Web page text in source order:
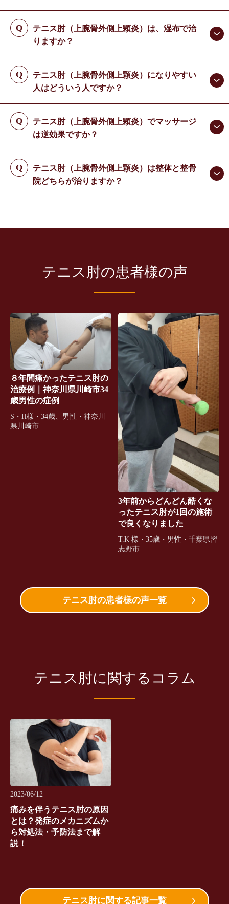
テニス肘（上腕骨外側上顆炎）は、湿布で治
りますか？
テニス肘（上腕骨外側上顆炎）になりやすい
人はどういう人ですか？
テニス肘（上腕骨外側上顆炎）でマッサージ
は逆効果ですか？
テニス肘（上腕骨外側上顆炎）は整体と整骨
院どちらが治りますか？
テニス肘の患者様の声
８年間痛かったテニス肘の
治療例｜神奈川県川崎市34
歳男性の症例
S・H様・34歳、男性・神奈川
県川崎市
3年前からどんどん酷くな
ったテニス肘が1回の施術
で良くなりました
T.K 様・35歳・男性・千葉県習
志野市
テニス肘の患者様の声一覧
テニス肘に関するコラム
2023/06/12
痛みを伴うテニス肘の原因
とは？発症のメカニズムか
ら対処法・予防法まで解
説！
テニス肘に関する記事一覧